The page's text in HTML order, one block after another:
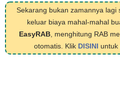
Sekarang bukan zamannya lagi
keluar biaya mahal-mahal
EasyRAB, menghitung RAB
otomatis. Klik DISINI untuk